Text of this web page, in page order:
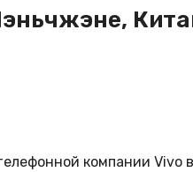
компании